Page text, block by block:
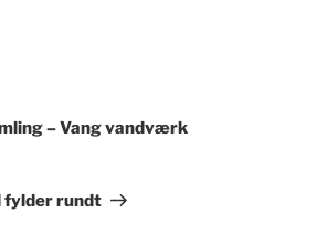
– Vang vandværk
fylder rundt